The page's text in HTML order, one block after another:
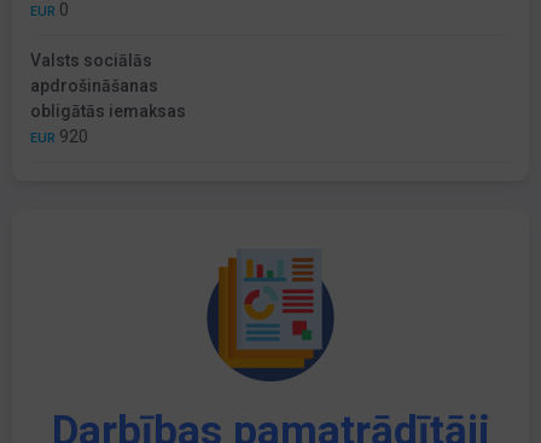
EUR 0
Valsts sociālās
apdrošināšanas
obligātās iemaksas
EUR 920
Darbības pamatrādītāji